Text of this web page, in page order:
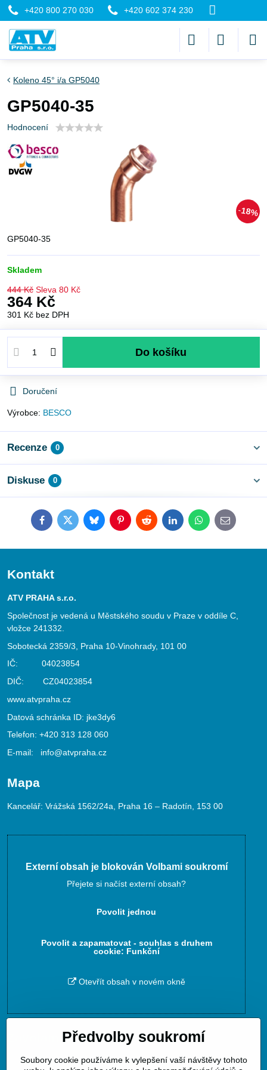
+420 800 270 030 +420 602 374 230
18%
Koleno 45° i/a GP5040
GP5040-35
Hodnocení
GP5040-35
Skladem
444 Kč Sleva 80 Kč
364 Kč
301 Kč bez DPH
Do košíku
Doručení
Výrobce: BESCO
Recenze 0
Diskuse 0
FacebookTwitterBlueskyPinterestRedditLinkedInWhatsApp
E-
mail
Kontakt
ATV PRAHA s.r.o.
Společnost je vedená u Městského soudu v Praze v oddíle C,
vložce 241332.
Sobotecká 2359/3, Praha 10-Vinohrady, 101 00
IČ: 04023854
DIČ: CZ04023854
www.atvpraha.cz
Datová schránka ID: jke3dy6
Telefon: +420 313 128 060
E-mail: info@atvpraha.cz
Mapa
Kancelář: Vrážská 1562/24a, Praha 16 – Radotín, 153 00
Externí obsah je blokován Volbami soukromí
Přejete si načíst externí obsah?
Povolit jednou
Povolit a zapamatovat - souhlas s druhem
cookie: Funkční
Otevřít obsah v novém okně
Zavoláme Vám zpět
Předvolby soukromí
Soubory cookie používáme k vylepšení vaší návštěvy tohoto